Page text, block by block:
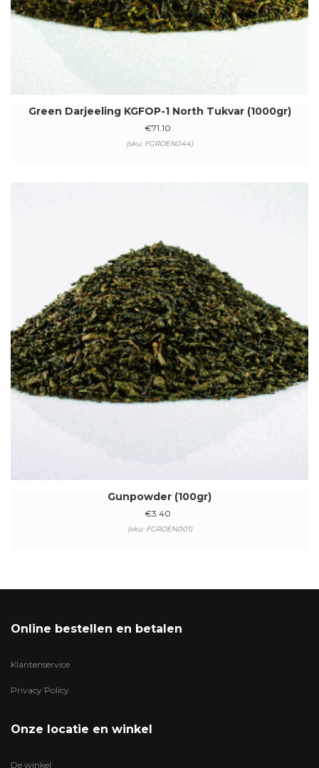
Green Darjeeling KGFOP-1 North Tukvar (1000gr)
€71.10
(sku: FGROEN044)
Gunpowder (100gr)
€3.40
(sku: FGROEN001)
Online bestellen en betalen
Klantenservice
Privacy Policy
Onze locatie en winkel
De winkel